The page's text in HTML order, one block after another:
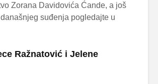
Zorana Davidovića Ćande, a još
suđenja pogledajte u
Ražnatović i Jelene